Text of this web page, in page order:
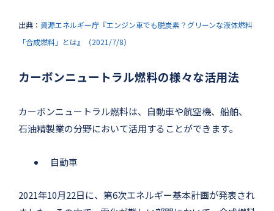
出典： 資源エネルギー庁『エンジン車でも脱炭素？グリーンな液体燃料
「合成燃料」とは』（2021/7/8）
カーボンニュートラル燃料の様々な活用法
カーボンニュートラル燃料は、自動車や航空機、船舶、
石油精製業の分野において活用することができます。
自動車
2021年10月22日に、第6次エネルギー基本計画が発表され